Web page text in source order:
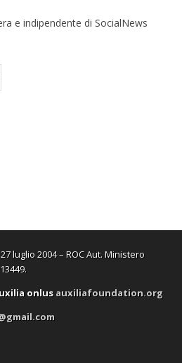
e indipendente di SocialNews
luglio 2004 – ROC Aut. Ministero
uxilia onlus auxiliafoundation.org